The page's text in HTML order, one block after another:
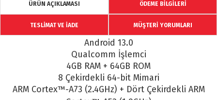
ÜRÜN AÇIKLAMASI ÖDEME BİLGİLERİ
TESLİMAT VE İADE MÜŞTERİ YORUMLARI
Android 13.0
Qualcomm İşlemci
4GB RAM + 64GB ROM
8 Çekirdekli 64-bit Mimari
ARM Cortex™-A73 (2.4GHz) + Dört Çekirdekli ARM